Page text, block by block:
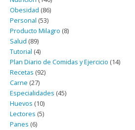
Obesidad (86)
Personal (53)
Producto Milagro (8)
Salud (89)
Tutorial (4)
Plan Diario de Comidas y Ejercicio (14)
Recetas (92)
Carne (27)
Especialidades (45)
Huevos (10)
Lectores (5)
Panes (6)